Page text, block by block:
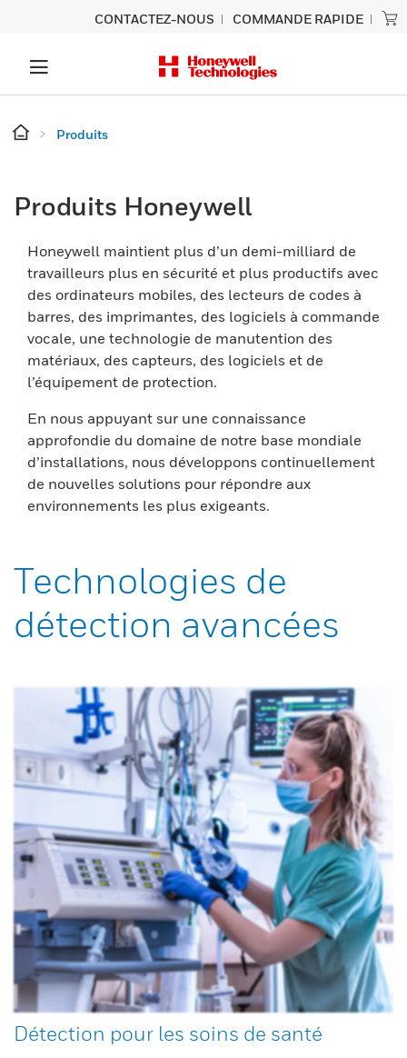
CONTACTEZ-NOUS COMMANDE RAPIDE
Produits
Produits Honeywell
Honeywell maintient plus d’un demi-milliard de
travailleurs plus en sécurité et plus productifs avec
des ordinateurs mobiles, des lecteurs de codes à
barres, des imprimantes, des logiciels à commande
vocale, une technologie de manutention des
matériaux, des capteurs, des logiciels et de
l’équipement de protection.
En nous appuyant sur une connaissance
approfondie du domaine de notre base mondiale
d’installations, nous développons continuellement
de nouvelles solutions pour répondre aux
environnements les plus exigeants.
Technologies de
détection avancées
Détection pour les soins de santé